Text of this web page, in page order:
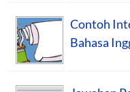
Contoh
Bahasa